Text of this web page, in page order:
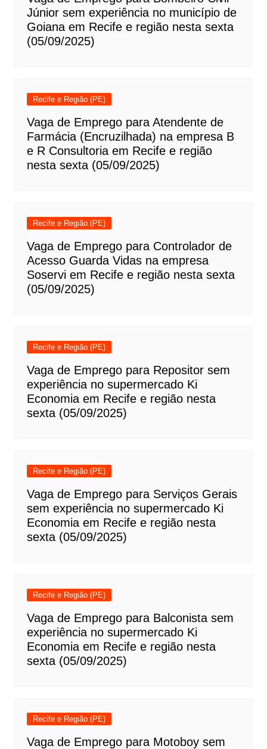
Júnior sem experiência no município de
Goiana em Recife e região nesta sexta
(05/09/2025)
Recife e Região (PE)
Vaga de Emprego para Atendente de
Farmácia (Encruzilhada) na empresa B
e R Consultoria em Recife e região
nesta sexta (05/09/2025)
Recife e Região (PE)
Vaga de Emprego para Controlador de
Acesso Guarda Vidas na empresa
Soservi em Recife e região nesta sexta
(05/09/2025)
Recife e Região (PE)
Vaga de Emprego para Repositor sem
experiência no supermercado Ki
Economia em Recife e região nesta
sexta (05/09/2025)
Recife e Região (PE)
Vaga de Emprego para Serviços Gerais
sem experiência no supermercado Ki
Economia em Recife e região nesta
sexta (05/09/2025)
Recife e Região (PE)
Vaga de Emprego para Balconista sem
experiência no supermercado Ki
Economia em Recife e região nesta
sexta (05/09/2025)
Recife e Região (PE)
Vaga de Emprego para Motoboy sem